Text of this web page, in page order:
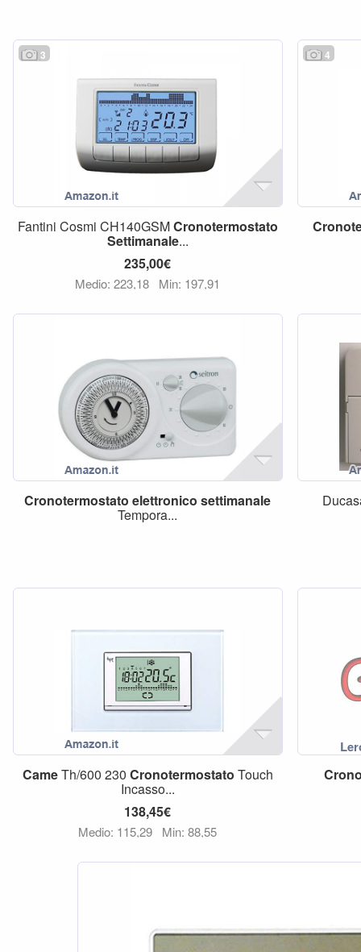
3
Fantini Cosmi CH140GSMCronotermostato
Settimanale...
235,00€
Medio: 223,18 Min: 197,91
4
Cronotermostato elettronico settimanale
Tempora...
CameTh/600 230 Cronotermostato Touch
Incasso...
138,45€
Medio: 115,29 Min: 88,55